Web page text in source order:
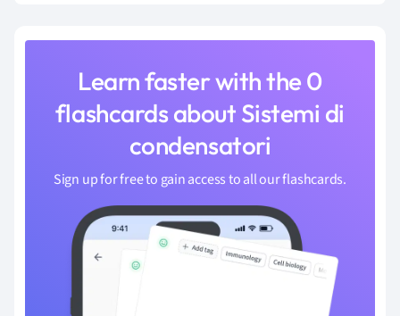
Learn faster with the 0
flashcards about Sistemi di
condensatori
Sign up for free to gain access to all our flashcards.